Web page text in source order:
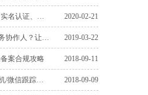
【备案认证关系】域名实名认证、工信部备案，公安部备案之间关系 2020-02-21
爱用服务 | 如何更换服务协作人？让其他用户跟踪爱用服务 2019-03-22
备案合规攻略 2018-09-11
爱用服务 | 如何通过手机/微信跟踪爱用服务进度 2018-09-09